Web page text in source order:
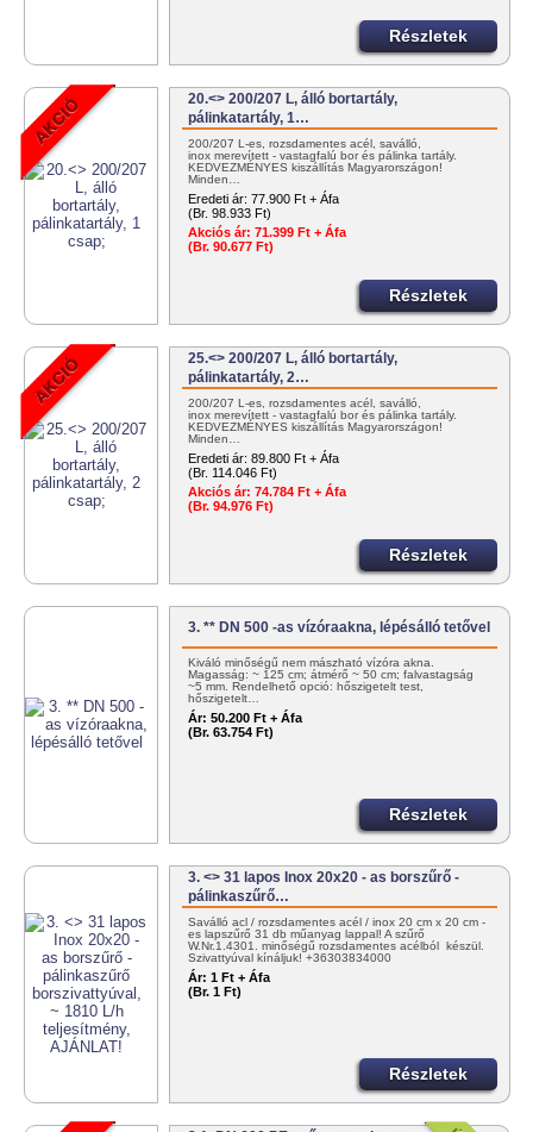
Részletek
20.<> 200/207 L, álló bortartály,
pálinkatartály, 1…
200/207 L-es, rozsdamentes acél, saválló,
inox merevített - vastagfalú bor és pálinka tartály.
KEDVEZMÉNYES kiszállítás Magyarországon!
Minden…
Eredeti ár: 77.900 Ft + Áfa
(Br. 98.933 Ft)
Akciós ár: 71.399 Ft + Áfa
(Br. 90.677 Ft)
Részletek
25.<> 200/207 L, álló bortartály,
pálinkatartály, 2…
200/207 L-es, rozsdamentes acél, saválló,
inox merevített - vastagfalú bor és pálinka tartály.
KEDVEZMÉNYES kiszállítás Magyarországon!
Minden…
Eredeti ár: 89.800 Ft + Áfa
(Br. 114.046 Ft)
Akciós ár: 74.784 Ft + Áfa
(Br. 94.976 Ft)
Részletek
3. ** DN 500 -as vízóraakna, lépésálló tetővel
Kiváló minőségű nem mászható vízóra akna.
Magasság: ~ 125 cm; átmérő ~ 50 cm; falvastagság
~5 mm. Rendelhető opció: hőszigetelt test,
hőszigetelt…
Ár: 50.200 Ft + Áfa
(Br. 63.754 Ft)
Részletek
3. <> 31 lapos Inox 20x20 - as borszűrő -
pálinkaszűrő…
Saválló acl / rozsdamentes acél / inox 20 cm x 20 cm -
es lapszűrő 31 db műanyag lappal! A szűrő
W.Nr.1.4301. minőségű rozsdamentes acélból készül.
Szivattyúval kínáljuk! +36303834000
info@tartalygyar.hu
Ár: 1 Ft + Áfa
(Br. 1 Ft)
Részletek